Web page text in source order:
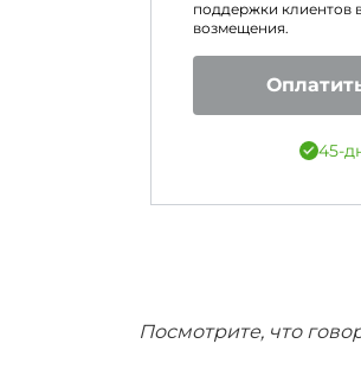
поддержки клиентов
возмещения.
45-
Посмотрите, что